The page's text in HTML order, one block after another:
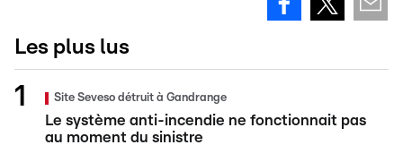
Les plus lus
Site Seveso détruit à Gandrange
Le système anti-incendie ne fonctionnait pas
au moment du sinistre